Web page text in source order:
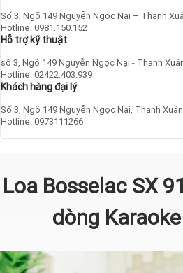
Số 3, Ngõ 149 Nguyễn Ngọc Nại – Thanh
Hotline: 0981.150.152
Hỗ trợ kỹ thuật
số 3, Ngõ 149 Nguyễn Ngọc Nại - Thanh
Hotline: 02422.403.939
Khách hàng đại lý
Số 3, Ngõ 149 Nguyễn Ngọc Nại, Thanh
Hotline: 0973111266
Loa Bosselac SX
dòng